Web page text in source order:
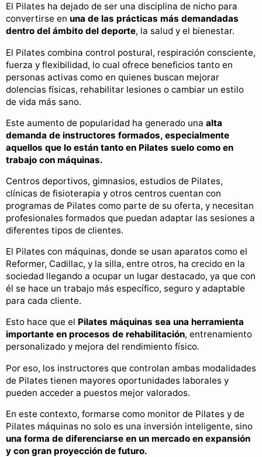
El Pilates ha dejado de ser una disciplina de nicho para
convertirse en una de las prácticas más demandadas
dentro del ámbito del deporte, la salud y el bienestar.
El Pilates combina control postural, respiración consciente,
fuerza y flexibilidad, lo cual ofrece beneficios tanto en
personas activas como en quienes buscan mejorar
dolencias físicas, rehabilitar lesiones o cambiar un estilo
de vida más sano.
Este aumento de popularidad ha generado una alta
demanda de instructores formados, especialmente
aquellos que lo están tanto en Pilates suelo como en
trabajo con máquinas.
Centros deportivos, gimnasios, estudios de Pilates,
clínicas de fisioterapia y otros centros cuentan con
programas de Pilates como parte de su oferta, y necesitan
profesionales formados que puedan adaptar las sesiones a
diferentes tipos de clientes.
El Pilates con máquinas, donde se usan aparatos como el
Reformer, Cadillac, y la silla, entre otros, ha crecido en la
sociedad llegando a ocupar un lugar destacado, ya que con
él se hace un trabajo más específico, seguro y adaptable
para cada cliente.
Esto hace que el Pilates máquinas sea una herramienta
importante en procesos de rehabilitación, entrenamiento
personalizado y mejora del rendimiento físico.
Por eso, los instructores que controlan ambas modalidades
de Pilates tienen mayores oportunidades laborales y
pueden acceder a puestos mejor valorados.
En este contexto, formarse como monitor de Pilates y de
Pilates máquinas no solo es una inversión inteligente, sino
una forma de diferenciarse en un mercado en expansión
y con gran proyección de futuro.